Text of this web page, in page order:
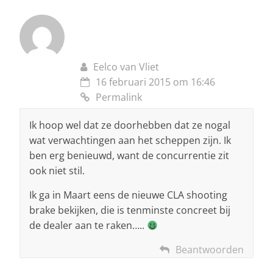
Eelco van Vliet
16 februari 2015 om 16:46
Permalink
Ik hoop wel dat ze doorhebben dat ze nogal
wat verwachtingen aan het scheppen zijn. Ik
ben erg benieuwd, want de concurrentie zit
ook niet stil.
Ik ga in Maart eens de nieuwe CLA shooting
brake bekijken, die is tenminste concreet bij
de dealer aan te raken…..
Beantwoorden